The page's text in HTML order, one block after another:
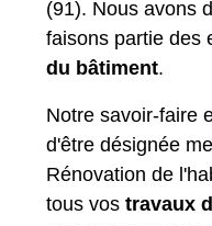
(91). Nous avons
faisons partie des
du bâtiment.
Notre savoir-faire
d'être désignée
Rénovation de
tous vos travaux